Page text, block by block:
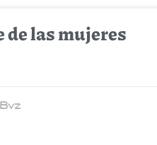
de las mujeres